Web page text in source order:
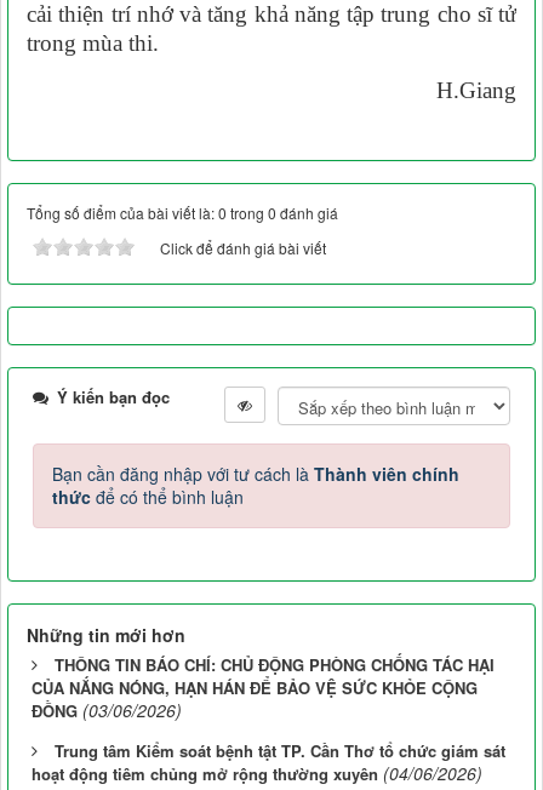
cải thiện trí nhớ và tăng khả năng tập trung cho sĩ tử
trong mùa thi.
H.Giang
Tổng số điểm của bài viết là: 0 trong 0 đánh giá
Click để đánh giá bài viết
Ý kiến bạn đọc
Bạn cần đăng nhập với tư cách là Thành viên chính
thức để có thể bình luận
Những tin mới hơn
THÔNG TIN BÁO CHÍ: CHỦ ĐỘNG PHÒNG CHỐNG TÁC HẠI
CỦA NẮNG NÓNG, HẠN HÁN ĐỂ BẢO VỆ SỨC KHỎE CỘNG
ĐỒNG (03/06/2026)
Trung tâm Kiểm soát bệnh tật TP. Cần Thơ tổ chức giám sát
hoạt động tiêm chủng mở rộng thường xuyên (04/06/2026)